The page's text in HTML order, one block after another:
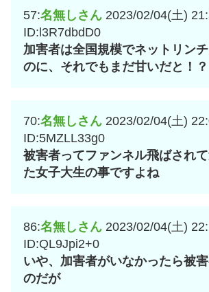
57:名無しさん 2023/02/04(土)
ID:l3R7dbdD0
加害者は全国規模でネットリン
のに、それでもまだ甘いだと！？
70:名無しさん 2023/02/04(土)
ID:5MZLL33g0
被害者ってファンネル飛ばされ
た女子大生の事ですよね
86:名無しさん 2023/02/04(土)
ID:QL9Jpi2+0
いや、加害者がいなかったら被
のだが